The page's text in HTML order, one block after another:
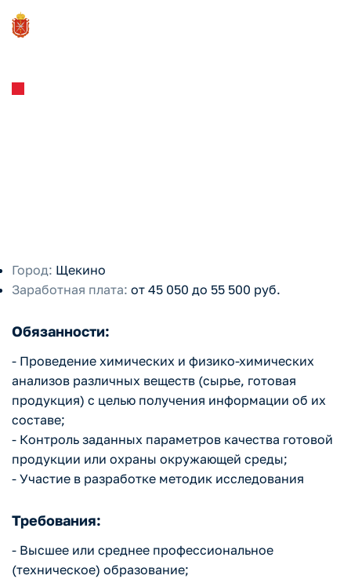
Город: Щекино
Заработная плата: от 45 050 до 55 500 руб.
Обязанности:
- Проведение химических и физико-химических
анализов различных веществ (сырье, готовая
продукция) с целью получения информации об их
составе;
- Контроль заданных параметров качества готовой
продукции или охраны окружающей среды;
- Участие в разработке методик исследования
Требования:
- Высшее или среднее профессиональное
(техническое) образование;